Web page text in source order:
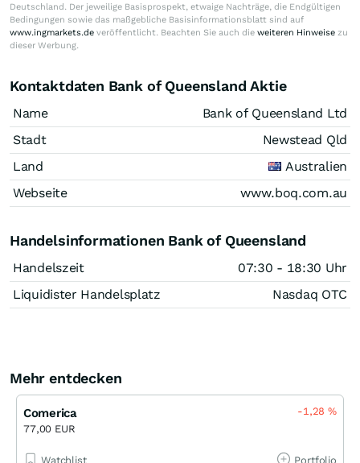
Deutschland. Der jeweilige Basisprospekt, etwaige Nachträge, die Endgültigen
Bedingungen sowie das maßgebliche Basisinformationsblatt sind auf
www.ingmarkets.de veröffentlicht. Beachten Sie auch die weiteren Hinweise zu
dieser Werbung.
Kontaktdaten Bank of Queensland Aktie
Name
Bank of Queensland Ltd
Stadt
Newstead Qld
Land
Australien
Webseite
www.boq.com.au
Handelsinformationen Bank of Queensland
Handelszeit
07:30 - 18:30 Uhr
Liquidister Handelsplatz
Nasdaq OTC
Mehr entdecken
Comerica
77,00 EUR
-1,28%
Watchlist Portfolio